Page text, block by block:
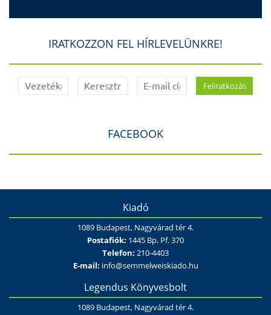
IRATKOZZON FEL HÍRLEVELÜNKRE!
FACEBOOK
Kiadó
1089 Budapest, Nagyvárad tér 4.
Postafiók: 1445 Bp. Pf. 370
Telefon: 210-4403
E-mail: info@semmelweiskiado.hu
Legendus Könyvesbolt
1089 Budapest, Nagyvárad tér 4.